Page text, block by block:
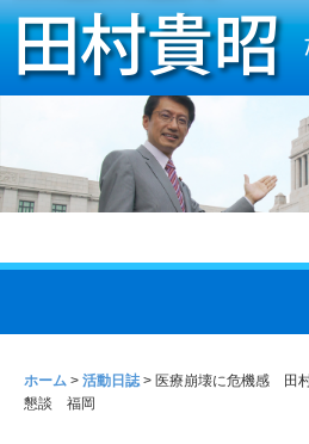
ホーム > 活動日誌> 医療崩壊に危機感 田
懇談 福岡